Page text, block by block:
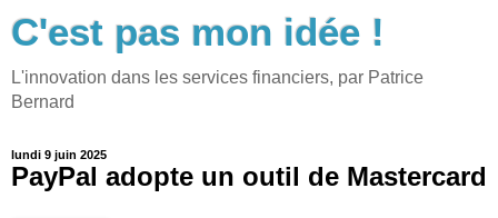
C'est pas mon idée !
L'innovation dans les services financiers, par Patrice
Bernard
lundi 9 juin 2025
PayPal adopte un outil de Mastercard